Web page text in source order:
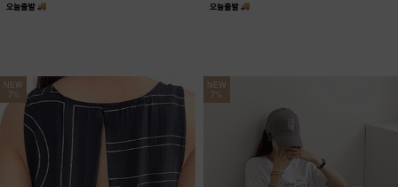
NEW
7%
NEW
7%